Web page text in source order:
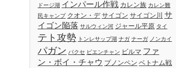
ドージ湖 インパール作戦 カレン族 カレン難
民キャンプ クオン・デ サイゴン サイゴン川 サ
イゴン陥落 サルウィン河 ジャール平原 タイ
テト攻勢 トンレサップ湖 ナガ ナーガ ノンカイ
パガン パクセ ビエンチャン ビルマ ファ
ン・ボイ・チャウ プノンペン ベトナム戦